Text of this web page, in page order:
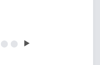
⬤ ⬤ ▶